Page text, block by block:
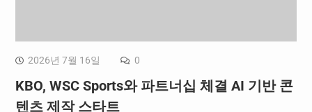
2026년 7월 16일 0
KBO, WSC Sports와 파트너십 체결 AI 기반 콘
텐츠 제작 스타트